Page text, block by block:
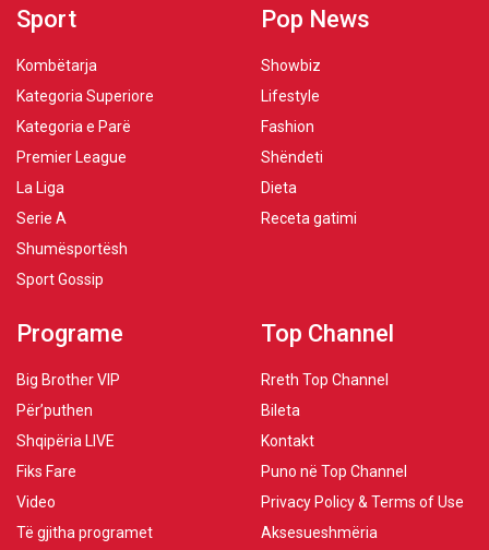
Sport
Kombëtarja
Kategoria Superiore
Kategoria e Parë
Premier League
La Liga
Serie A
Shumësportësh
Sport Gossip
Pop News
Showbiz
Lifestyle
Fashion
Shëndeti
Dieta
Receta gatimi
Programe
Big Brother VIP
Për’puthen
Shqipëria LIVE
Fiks Fare
Video
Të gjitha programet
Top Channel
Rreth Top Channel
Bileta
Kontakt
Puno në Top Channel
Privacy Policy & Terms of Use
Aksesueshmëria